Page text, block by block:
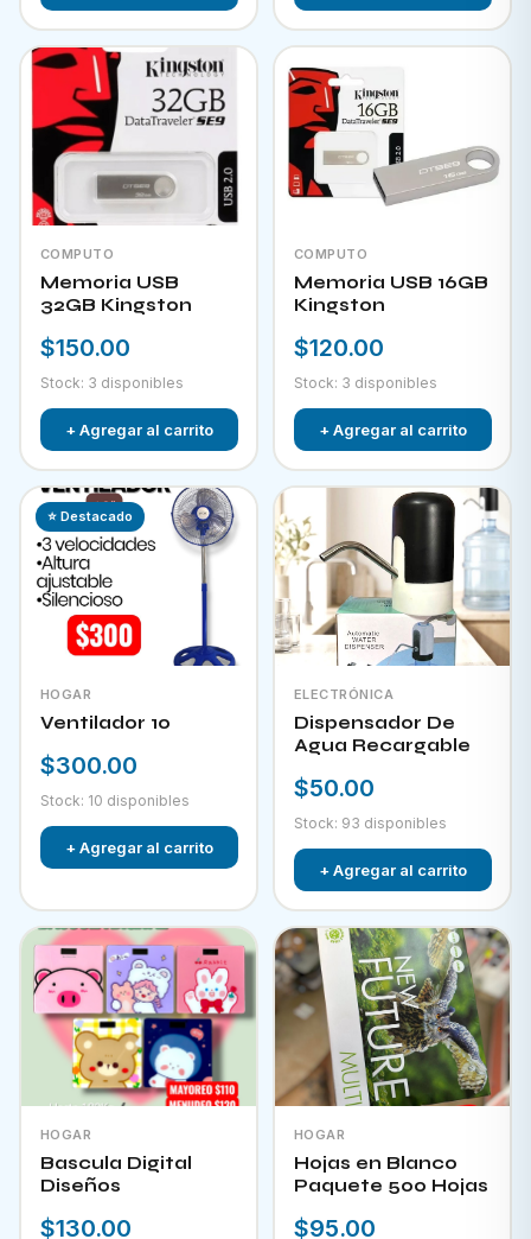
COMPUTO
Memoria USB
32GB Kingston
$150.00
Stock: 3 disponibles
+ Agregar al carrito
COMPUTO
Memoria USB 16GB
Kingston
$120.00
Stock: 3 disponibles
+ Agregar al carrito
⭐ Destacado
HOGAR
Ventilador 10
$300.00
Stock: 10 disponibles
+ Agregar al carrito
ELECTRÓNICA
Dispensador De
Agua Recargable
$50.00
Stock: 93 disponibles
+ Agregar al carrito
HOGAR
Bascula Digital
Diseños
$130.00
HOGAR
Hojas en Blanco
Paquete 500 Hojas
$95.00